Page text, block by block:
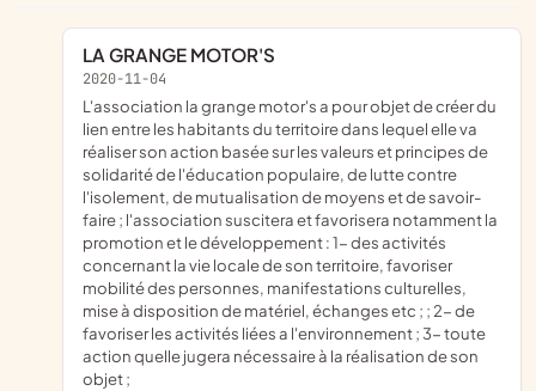
LA GRANGE MOTOR'S
2020-11-04
l'association la grange motor's a pour objet de créer du
lien entre les habitants du territoire dans lequel elle va
réaliser son action basée sur les valeurs et principes de
solidarité de l'éducation populaire, de lutte contre
l'isolement, de mutualisation de moyens et de savoir-
faire ; l'association suscitera et favorisera notamment la
promotion et le développement : 1- des activités
concernant la vie locale de son territoire, favoriser
mobilité des personnes, manifestations culturelles,
mise à disposition de matériel, échanges etc ; ; 2- de
favoriser les activités liées a l'environnement ; 3- toute
action quelle jugera nécessaire à la réalisation de son
objet ;